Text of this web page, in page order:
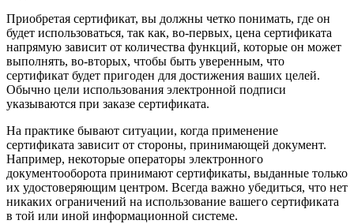
Приобретая сертификат, вы должны четко понимать, где он
будет использоваться, так как, во-первых, цена сертификата
напрямую зависит от количества функций, которые он может
выполнять, во-вторых, чтобы быть уверенным, что
сертификат будет пригоден для достижения ваших целей.
Обычно цели использования электронной подписи
указываются при заказе сертификата.
На практике бывают ситуации, когда применение
сертификата зависит от стороны, принимающей документ.
Например, некоторые операторы электронного
документооборота принимают сертификаты, выданные только
их удостоверяющим центром. Всегда важно убедиться, что нет
никаких ограничений на использование вашего сертификата
в той или иной информационной системе.